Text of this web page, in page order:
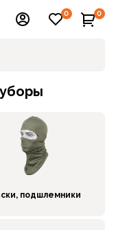
0 0
подшлемники